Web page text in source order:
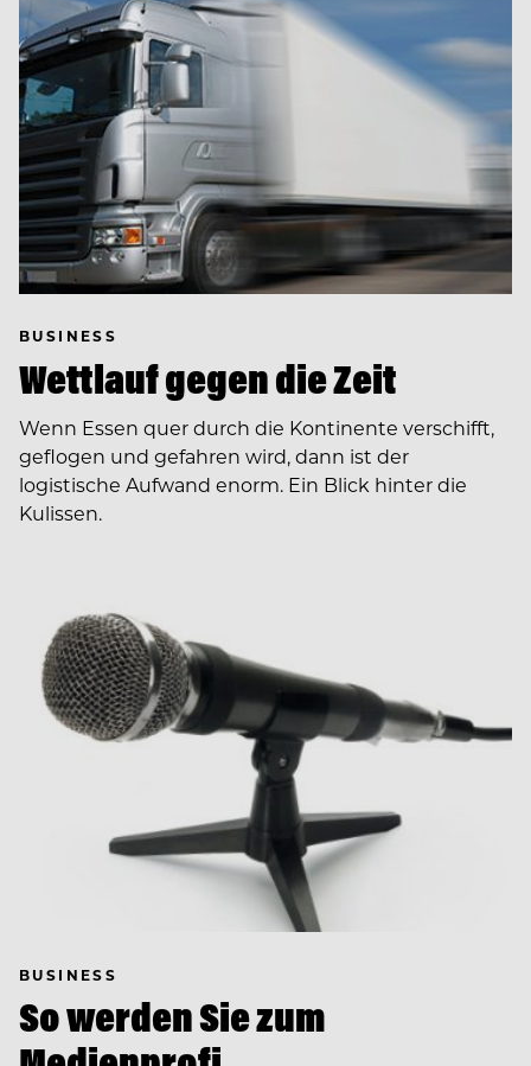
BUSINESS
Wettlauf gegen die Zeit
Wenn Essen quer durch die Kontinente verschifft,
geflogen und gefahren wird, dann ist der
logistische Aufwand enorm. Ein Blick hinter die
Kulissen.
BUSINESS
So werden Sie zum